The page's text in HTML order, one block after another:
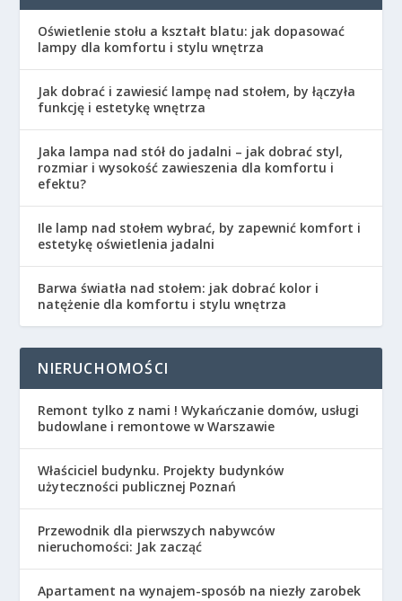
Oświetlenie stołu a kształt blatu: jak dopasować
lampy dla komfortu i stylu wnętrza
Jak dobrać i zawiesić lampę nad stołem, by łączyła
funkcję i estetykę wnętrza
Jaka lampa nad stół do jadalni – jak dobrać styl,
rozmiar i wysokość zawieszenia dla komfortu i
efektu?
Ile lamp nad stołem wybrać, by zapewnić komfort i
estetykę oświetlenia jadalni
Barwa światła nad stołem: jak dobrać kolor i
natężenie dla komfortu i stylu wnętrza
NIERUCHOMOŚCI
Remont tylko z nami ! Wykańczanie domów, usługi
budowlane i remontowe w Warszawie
Właściciel budynku. Projekty budynków
użyteczności publicznej Poznań
Przewodnik dla pierwszych nabywców
nieruchomości: Jak zacząć
Apartament na wynajem-sposób na niezły zarobek